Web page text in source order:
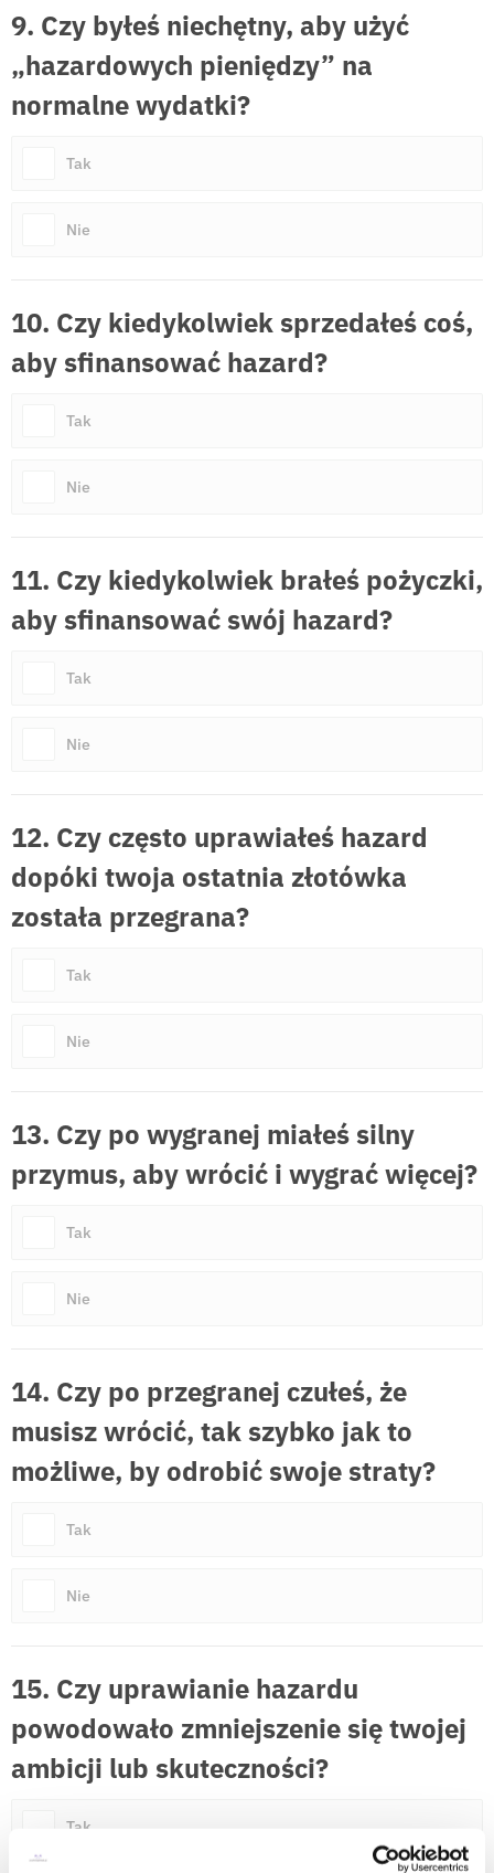
9. Czy byłeś niechętny, aby użyć
„hazardowych pieniędzy” na
normalne wydatki?
Tak
Nie
10. Czy kiedykolwiek sprzedałeś coś,
aby sfinansować hazard?
Tak
Nie
11. Czy kiedykolwiek brałeś pożyczki,
aby sfinansować swój hazard?
Tak
Nie
12. Czy często uprawiałeś hazard
dopóki twoja ostatnia złotówka
została przegrana?
Tak
Nie
13. Czy po wygranej miałeś silny
przymus, aby wrócić i wygrać więcej?
Tak
Nie
14. Czy po przegranej czułeś, że
musisz wrócić, tak szybko jak to
możliwe, by odrobić swoje straty?
Tak
Nie
15. Czy uprawianie hazardu
powodowało zmniejszenie się twojej
ambicji lub skuteczności?
Tak